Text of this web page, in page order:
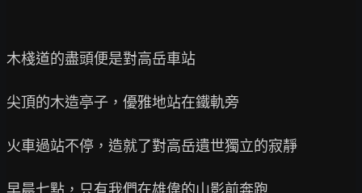
木棧道的盡頭便是對高岳車站
尖頂的木造亭子，優雅地站在鐵軌旁
火車過站不停，造就了對高岳遺世獨立的寂靜
早晨七點，只有我們在雄偉的山影前奔跑